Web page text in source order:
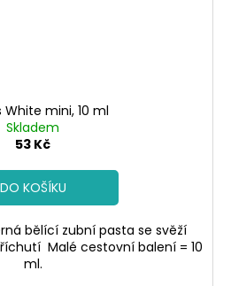
White mini, 10 ml
Skladem
53 Kč
DO KOŠÍKU
bělící zubní pasta se svěží
Malé cestovní balení = 10
ml.